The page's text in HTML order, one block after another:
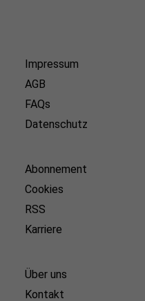
Impressum
AGB
FAQs
Datenschutz
Abonnement
Cookies
RSS
Karriere
Über uns
Kontakt